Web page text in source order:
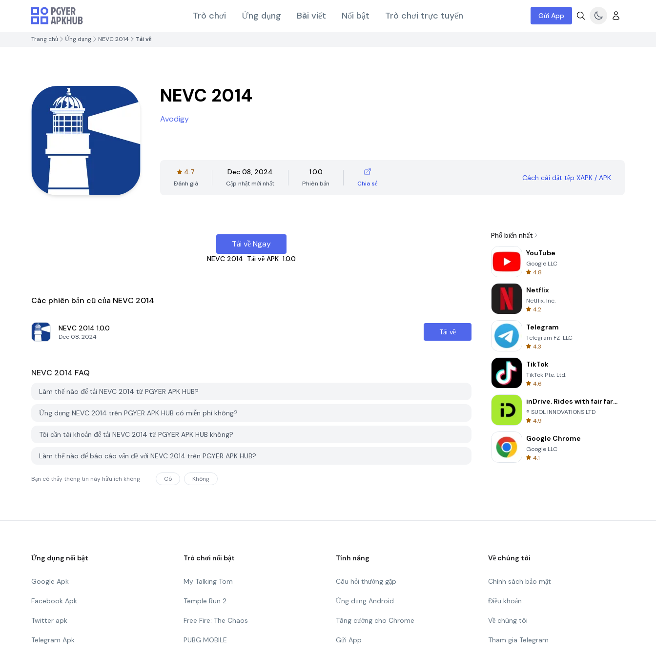
Trò chơi Ứng dụng Bài viết Nổi bật Trò chơi trực tuyến Gửi App
Trang chủ Ứng dụng NEVC 2014 Tải về
NEVC 2014
Avodigy
4.7
Đánh giá
Dec 08, 2024
Cập nhật mới nhất
1.0.0
Phiên bản Chia sẻ
Cách cài đặt tệp XAPK / APK
Tải về Ngay
NEVC 2014 Tải về APK 1.0.0
Các phiên bản cũ của NEVC 2014
NEVC 2014 1.0.0
Dec 08, 2024
Tải về
NEVC 2014 FAQ
Làm thế nào để tải NEVC 2014 từ PGYER APK HUB?
Ứng dụng NEVC 2014 trên PGYER APK HUB có miễn phí không?
Tôi cần tài khoản để tải NEVC 2014 từ PGYER APK HUB không?
Làm thế nào để báo cáo vấn đề với NEVC 2014 trên PGYER APK HUB?
Bạn có thấy thông tin này hữu ích không Có Không
Phổ biến nhất
YouTube
Google LLC
4.8
Netflix
Netflix, Inc.
4.2
Telegram
Telegram FZ-LLC
4.3
TikTok
TikTok Pte. Ltd.
4.6
inDrive. Rides with fair fares
® SUOL INNOVATIONS LTD
4.9
Google Chrome
Google LLC
4.1
Ứng dụng nổi bật
Google Apk
Facebook Apk
Twitter apk
Telegram Apk
Trò chơi nổi bật
My Talking Tom
Temple Run 2
Free Fire: The Chaos
PUBG MOBILE
Tính năng
Câu hỏi thường gặp
Ứng dụng Android
Tăng cường cho Chrome
Gửi App
Về chúng tôi
Chính sách bảo mật
Điều khoản
Về chúng tôi
Tham gia Telegram